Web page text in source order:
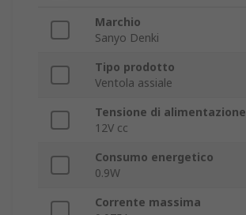
Marchio
Sanyo Denki
Tipo prodotto
Ventola assiale
Tensione di alimentazione
12V cc
Consumo energetico
0.9W
Corrente massima